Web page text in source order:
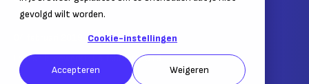
gevolgd wilt worden.
Cookie-instellingen
Accepteren Weigeren
– Leestijd:2min.
Laatst bijgewerkt:04 februari 2019